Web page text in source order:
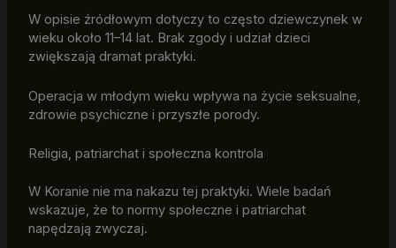
W opisie źródłowym dotyczy to często dziewczynek w
wieku około 11–14 lat. Brak zgody i udział dzieci
zwiększają dramat praktyki.
Operacja w młodym wieku wpływa na życie seksualne,
zdrowie psychiczne i przyszłe porody.
Religia, patriarchat i społeczna kontrola
W Koranie nie ma nakazu tej praktyki. Wiele badań
wskazuje, że to normy społeczne i patriarchat
napędzają zwyczaj.